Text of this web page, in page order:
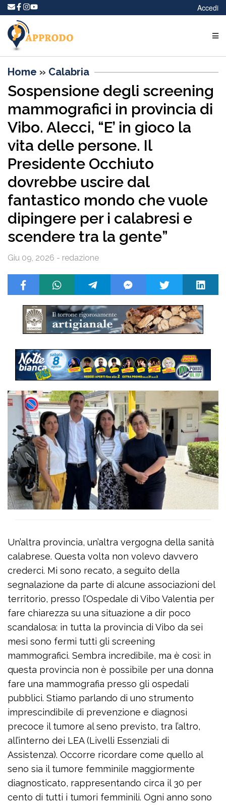
Accedi
Home » Calabria
Sospensione degli screening
mammografici in provincia di
Vibo. Alecci, “E’ in gioco la
vita delle persone. Il
Presidente Occhiuto
dovrebbe uscire dal
fantastico mondo che vuole
dipingere per i calabresi e
scendere tra la gente”
Giu 09, 2026 - redazione
Un’altra provincia, un’altra vergogna della sanità
calabrese. Questa volta non volevo davvero
crederci. Mi sono recato, a seguito della
segnalazione da parte di alcune associazioni del
territorio, presso l’Ospedale di Vibo Valentia per
fare chiarezza su una situazione a dir poco
scandalosa: in tutta la provincia di Vibo da sei
mesi sono fermi tutti gli screening
mammografici. Sembra incredibile, ma è così: in
questa provincia non è possibile per una donna
fare una mammografia presso gli ospedali
pubblici. Stiamo parlando di uno strumento
imprescindibile di prevenzione e diagnosi
precoce il tumore al seno previsto, tra l’altro,
all’interno dei LEA (Livelli Essenziali di
Assistenza). Occorre ricordare come quello al
seno sia il tumore femminile maggiormente
diagnosticato, rappresentando circa il 30 per
cento di tutti i tumori femminili. Ogni anno sono